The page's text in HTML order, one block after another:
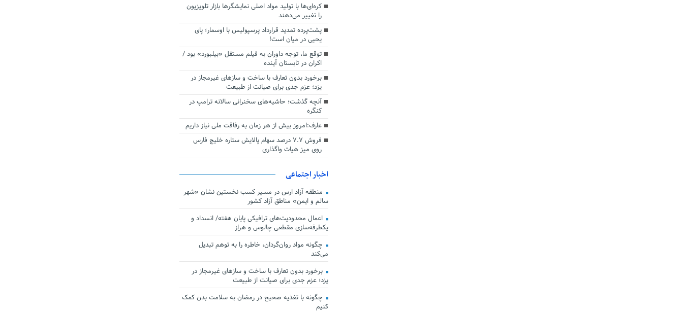
کره‌ای‌ها با تولید مواد اصلی نمایشگرها بازار تلویزیون
را تغییر می‌دهند
پشت‌پرده تمدید قرارداد پرسپولیس با اوسمار؛ پای
یحیی در میان است!
توقع ما، توجه داوران به فیلم مستقل «بیلبورد» بود /
اکران در تابستان آینده
برخورد بدون تعارف با ساخت‌ و سازهای غیرمجاز در
یزد؛ عزم جدی برای صیانت از طبیعت
آنچه گذشت؛ حاشیه‌های سخنرانی سالانه ترامپ در
کنگره
عارف:امروز بیش از هر زمان به رفاقت ملی نیاز داریم
فروش ۷.۷ درصد سهام پالایش ستاره خلیج فارس
روی میز هیات واگذاری
اخبار اجتماعی
منطقه آزاد ارس در مسیر کسب نخستین نشان «شهر
سالم و ایمن» مناطق آزاد کشور
اعمال محدودیت‌های ترافیکی پایان هفته/ انسداد و
یکطرفه‌سازی مقطعی چالوس و هراز
چگونه مواد روان‌گردان، خاطره را به توهم تبدیل
می‌کند
برخورد بدون تعارف با ساخت‌ و سازهای غیرمجاز در
یزد؛ عزم جدی برای صیانت از طبیعت
چگونه با تغذیه صحیح در رمضان به سلامت بدن کمک
کنیم